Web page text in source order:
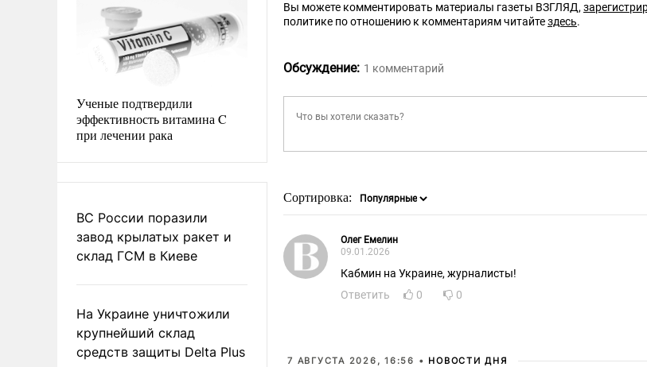
Ученые подтвердили
эффективность витамина C
при лечении рака
ВС России поразили
завод крылатых ракет и
склад ГСМ в Киеве
На Украине уничтожили
крупнейший склад
средств защиты Delta Plus
Вы можете комментировать материалы газеты ВЗГЛЯД,
политике по отношению к комментариям читайтездесь.
Обсуждение: 1 комментарий
Сортировка:
Олег Емелин
09.01.2026
Кабмин на Украине, журналисты!
Ответить
0 0
7 АВГУСТА 2026, 16:56 • НОВОСТИ ДНЯ